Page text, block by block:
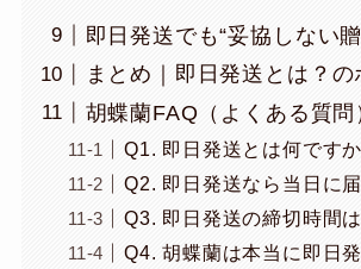
即日発送でも“妥協しない
まとめ｜即日発送とは？の
胡蝶蘭FAQ（よくある質問
Q1. 即日発送とは何です
Q2. 即日発送なら当日に
Q3. 即日発送の締切時間
Q4. 胡蝶蘭は本当に即日